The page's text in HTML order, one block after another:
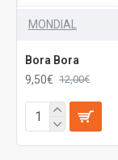
MONDIAL
Bora Bora
9,50€ 12,00€